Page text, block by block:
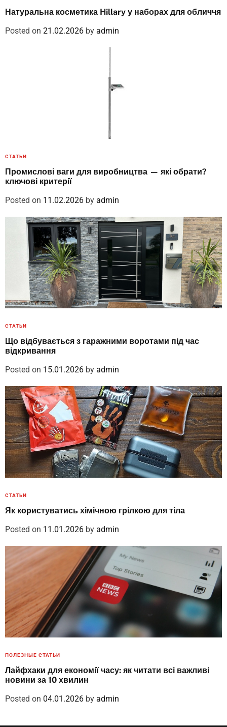
Натуральна косметика Hillary у наборах для обличчя
Posted on 21.02.2026 by admin
СТАТЬИ
Промислові ваги для виробництва — які обрати?
ключові критерії
Posted on 11.02.2026 by admin
СТАТЬИ
Що відбувається з гаражними воротами під час
відкривання
Posted on 15.01.2026 by admin
СТАТЬИ
Як користуватись хімічною грілкою для тіла
Posted on 11.01.2026 by admin
ПОЛЕЗНЫЕ СТАТЬИ
Лайфхаки для економії часу: як читати всі важливі
новини за 10 хвилин
Posted on 04.01.2026 by admin